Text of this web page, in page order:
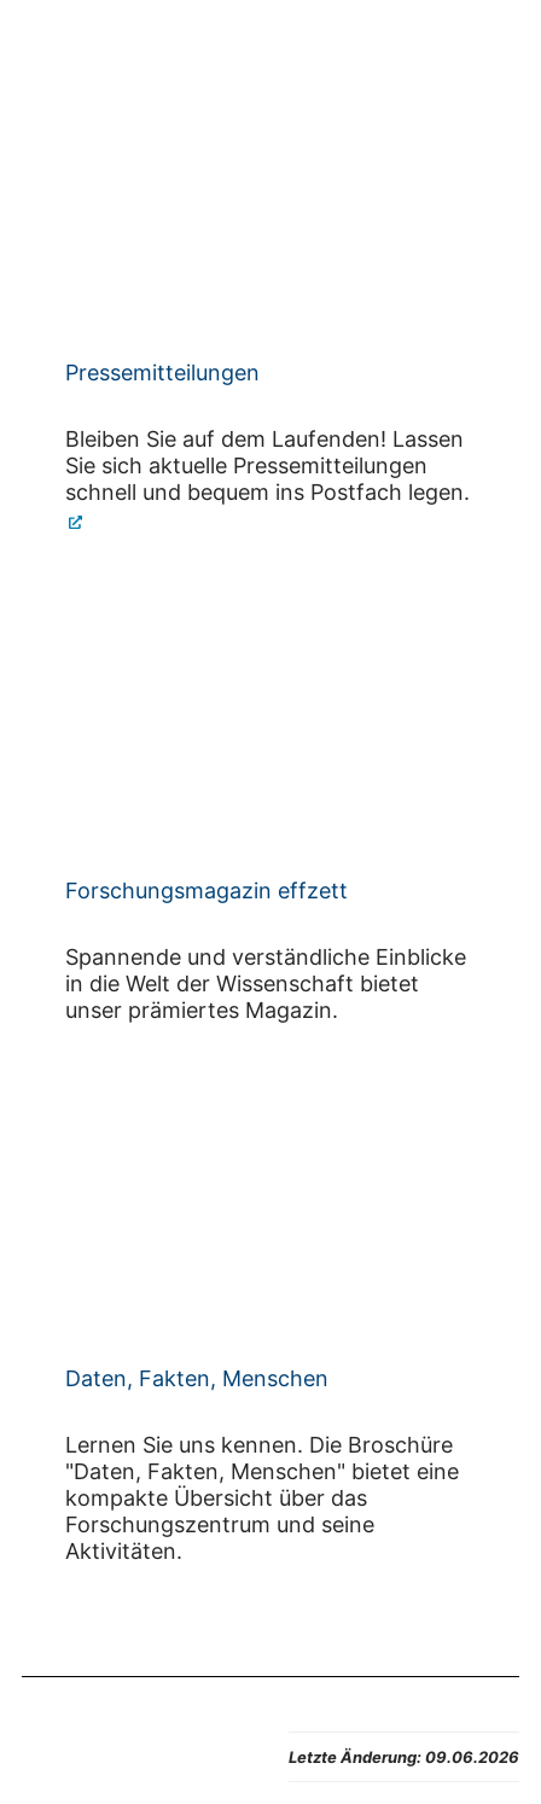
Pressemitteilungen
Bleiben Sie auf dem Laufenden! Lassen
Sie sich aktuelle Pressemitteilungen
schnell und bequem ins Postfach legen.
Forschungsmagazin effzett
Spannende und verständliche Einblicke
in die Welt der Wissenschaft bietet
unser prämiertes Magazin.
Daten, Fakten, Menschen
Lernen Sie uns kennen. Die Broschüre
"Daten, Fakten, Menschen" bietet eine
kompakte Übersicht über das
Forschungszentrum und seine
Aktivitäten.
Letzte Änderung:09.06.2026